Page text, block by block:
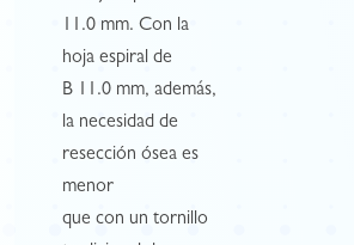
11.0 mm. Con la
hoja espiral de
B 11.0 mm, además,
la necesidad de
resección ósea es
menor
que con un tornillo